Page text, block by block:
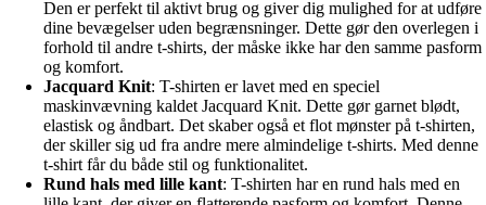
Den er perfekt til aktivt brug og giver dig mulighed for at udføre
dine bevægelser uden begrænsninger. Dette gør den overlegen i
forhold til andre t-shirts, der måske ikke har den samme pasform
og komfort.
Jacquard Knit: T-shirten er lavet med en speciel
maskinvævning kaldet Jacquard Knit. Dette gør garnet blødt,
elastisk og åndbart. Det skaber også et flot mønster på t-shirten,
der skiller sig ud fra andre mere almindelige t-shirts. Med denne
t-shirt får du både stil og funktionalitet.
Rund hals med lille kant: T-shirten har en rund hals med en